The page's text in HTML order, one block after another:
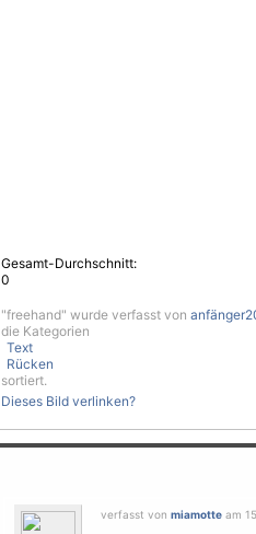
Gesamt-Durchschnitt:
0
"freehand" wurde verfasst von
die Kategorien
Text
Rücken
sortiert.
Dieses Bild verlinken?
verfasst von miamotte am